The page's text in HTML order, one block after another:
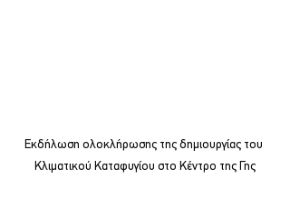
Εκδήλωση ολοκλήρωσης της δημιουργίας του
Κλιματικού Καταφυγίου στο Κέντρο της Γης